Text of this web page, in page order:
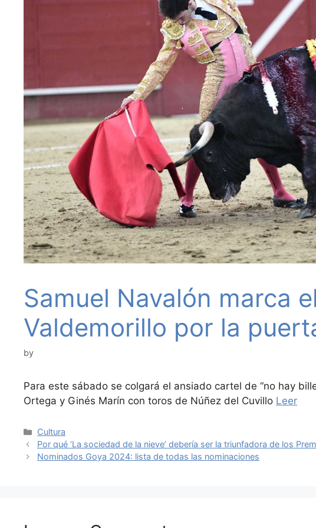
Samuel Navalón marca
Valdemorillo por la
by
Para este sábado se colgará el ansiado cartel de “no hay
Ortega y Ginés Marín con toros de Núñez del Cuvillo Leer
Categories
Cultura
Por qué ‘La sociedad de la nieve’ debería ser la triunfadora de los
Nominados Goya 2024: lista de todas las nominaciones